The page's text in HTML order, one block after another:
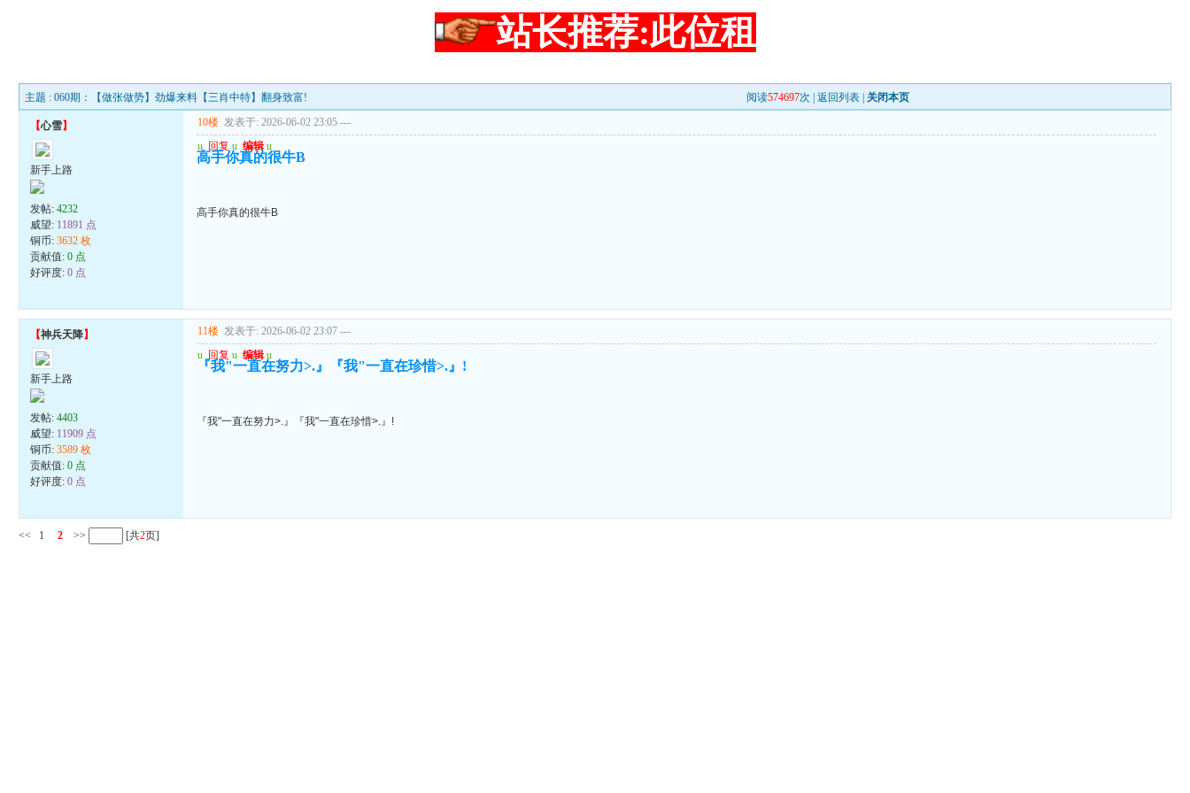
站长推荐:此位租
主题 : 060期：【做张做势】劲爆来料【三肖中特】翻身致富! 阅读574697次 |返回列表 关闭本页
【心雪】
新手上路
发帖:4232
威望: 11891 点
铜币:3632 枚
贡献值:0 点
好评度:0 点
10楼 发表于: 2026-06-02 23:05 ---
u 回复 u 编辑 u
高手你真的很牛B
高手你真的很牛B
【神兵天降】
新手上路
发帖:4403
威望: 11909 点
铜币:3589 枚
贡献值:0 点
好评度:0 点
11楼 发表于: 2026-06-02 23:07 ---
u 回复 u 编辑 u
『我"一直在努力>.』『我"一直在珍惜>.』!
『我"一直在努力>.』『我"一直在珍惜>.』!
<< 1 2 >> [共2页]